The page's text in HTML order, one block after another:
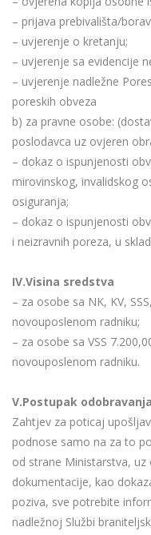
– prijava prebivališta/
– uvjerenje o kretanju;
– uvjerenje sa evidencije
– uvjerenje nadležne
poreskih obveza
b) za pravne osobe:
poslodavca uz ovjeren
– dokaz o ispunjenosti
mirovinskog, invalidskog
osiguranja;
– dokaz o ispunjenosti
i neizravnih poreza, u
IV.Visina sredstva
– za osobe sa NK, KV,
novouposlenom radniku;
– za osobe sa VSS
novouposlenom radniku.
V.Postupak
Zahtjev za poticaj
podnose samo na za to
od strane Ministarstva,
dokumentacije, kao
poziva, sve potrebite
nadležnoj Službi